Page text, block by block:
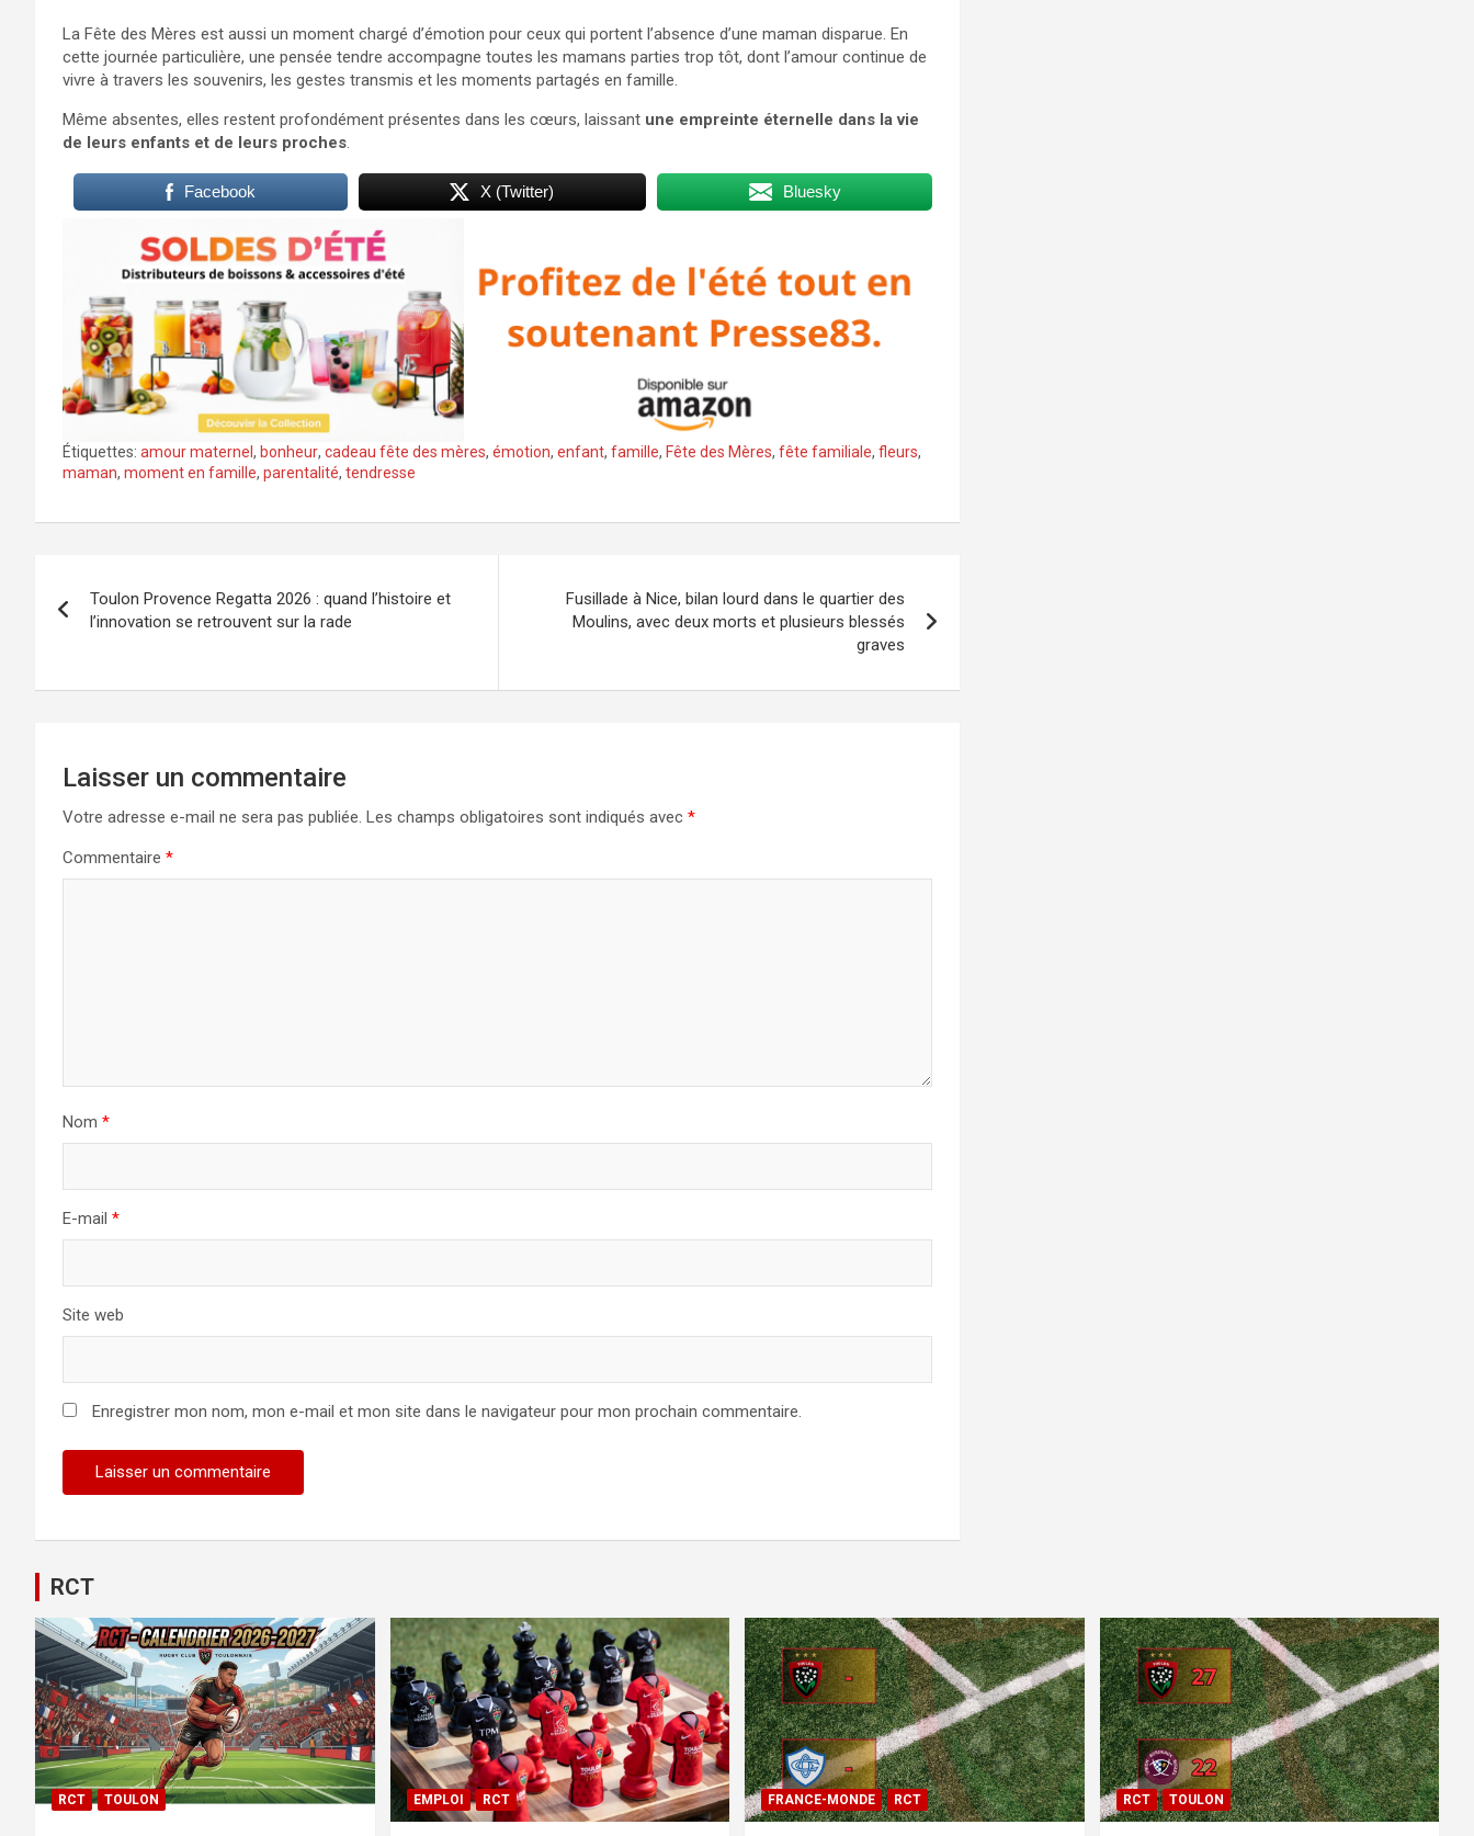
La Fête des Mères est aussi un moment chargé d’émotion pour ceux qui portent l’absence d’une maman disparue. En
cette journée particulière, une pensée tendre accompagne toutes les mamans parties trop tôt, dont l’amour continue de
vivre à travers les souvenirs, les gestes transmis et les moments partagés en famille.
Même absentes, elles restent profondément présentes dans les cœurs, laissant une empreinte éternelle dans la vie
de leurs enfants et de leurs proches.
Facebook X (Twitter) Bluesky
Étiquettes: amour maternel , bonheur, cadeau fête des mères, émotion, enfant, famille, Fête des Mères, fête familiale, fleurs,
maman, moment en famille, parentalité, tendresse
de
Toulon Provence Regatta 2026 : quand l’histoire et
l’innovation se retrouvent sur la rade
Fusillade à Nice, bilan lourd dans le quartier des
Moulins, avec deux morts et plusieurs blessés
graves
Laisser un commentaire
Votre adresse e-mail ne sera pas publiée. Les champs obligatoires sont indiqués avec *
Commentaire *
Nom *
E-mail *
Site web
Enregistrer mon nom, mon e-mail et mon site dans le navigateur pour mon prochain commentaire.
RCT
RCT TOULON EMPLOI RCT FRANCE-MONDE RCT RCT TOULON